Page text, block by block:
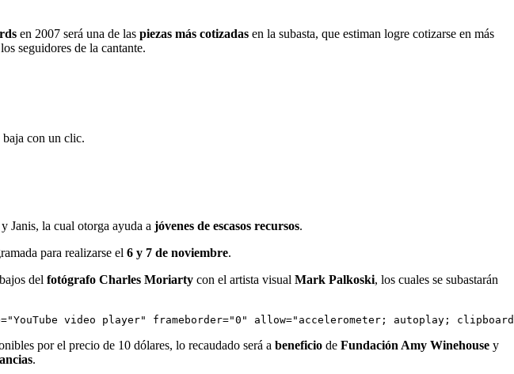
en 2007 será una de las piezas más cotizadas en la subasta, que estiman logre cotizarse en más
seguidores de la cantante.
con un clic.
Janis, la cual otorga ayuda a jóvenes de escasos recursos.
para realizarse el 6 y 7 de noviembre.
del fotógrafo Charles Moriarty con el artista visual Mark Palkoski, los cuales se subastarán
video player" frameborder="0" allow="accelerometer; autoplay;
por el precio de 10 dólares, lo recaudado será a beneficio de Fundación Amy Winehouse y
.